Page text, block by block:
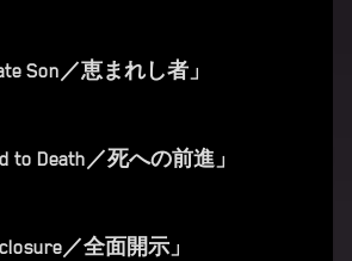
Son／恵まれし者」
to Death／死への前進」
／全面開示」